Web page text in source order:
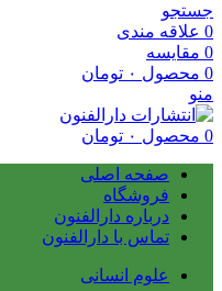
جستجو
0 علاقه مندی
0 مقایسه
0 محصول ۰ تومان
منو
0 محصول ۰ تومان
صفحه اصلی
فروشگاه
درباره دارالفنون
تماس با دارالفنون
علوم انسانی